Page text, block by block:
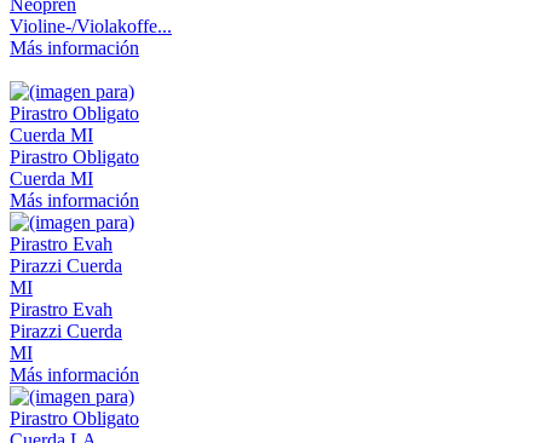
Violine-/Violakoffe...
Más información
Pirastro Obligato
Cuerda MI
Más información
Pirastro Evah
Pirazzi Cuerda
MI
Más información